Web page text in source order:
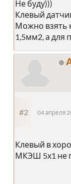
Не буду)))
Клевый
Можно взять
1,5мм2, а для
#2 04 апреля
Клевый в
МКЭШ 5х1 не